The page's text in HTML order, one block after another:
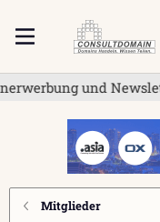
und
Mitglieder